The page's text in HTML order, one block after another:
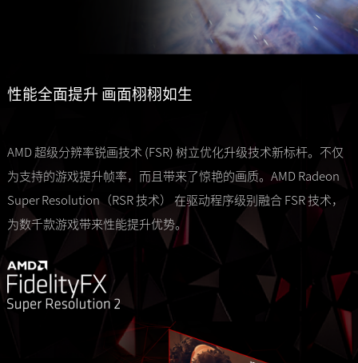
性能全面提升 画面栩栩如生
AMD 超级分辨率锐画技术 (FSR) 树立优化升级技术新标杆。不仅
为支持的游戏提升帧率，而且带来了惊艳的画质。AMD Radeon
Super Resolution（RSR 技术） 在驱动程序级别融合 FSR 技术，
为数千款游戏带来性能提升优势。